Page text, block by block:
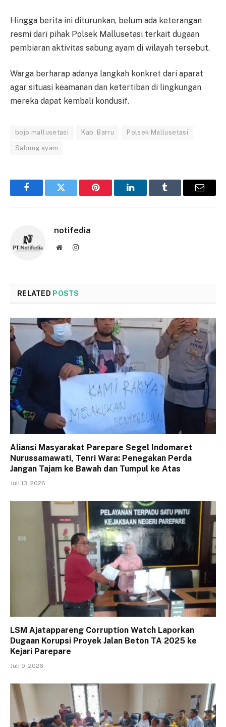
Hingga berita ini diturunkan, belum ada keterangan
resmi dari pihak Polsek Mallusetasi terkait dugaan
pembiaran aktivitas sabung ayam di wilayah tersebut.
Warga berharap adanya langkah konkret dari aparat
agar situasi keamanan dan ketertiban di lingkungan
mereka dapat kembali kondusif.
bojo mallusetasi Kab. Barru Polsek Mallusetasi
Sabung ayam
FacebookTwitter Pinterest LinkedInTumblr Email
notifedia
WebsiteInstagram
RELATED POSTS
Aliansi Masyarakat Parepare Segel Indomaret
Nurussamawati, Tenri Wara: Penegakan Perda
Jangan Tajam ke Bawah dan Tumpul ke Atas
Juli 13, 2026
LSM Ajatappareng Corruption Watch Laporkan
Dugaan Korupsi Proyek Jalan Beton TA 2025 ke
Kejari Parepare
Juli 9, 2026